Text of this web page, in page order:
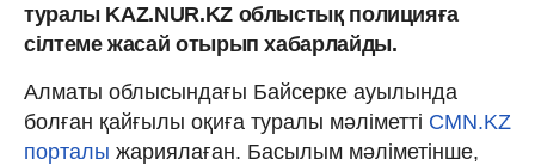
туралы KAZ.NUR.KZ облыстық полицияға
сілтеме жасай отырып хабарлайды.
Алматы облысындағы Байсерке ауылында
болған қайғылы оқиға туралы мәліметті CMN.KZ
порталы жариялаған. Басылым мәліметінше,